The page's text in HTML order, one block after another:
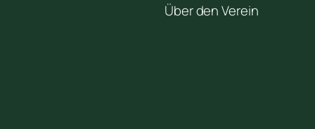
Über den Verein